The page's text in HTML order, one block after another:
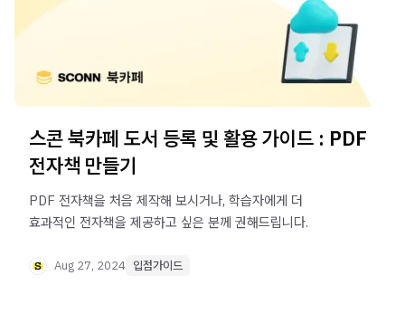
스콘 북카페 도서 등록 및 활용 가이드 : PDF
전자책 만들기
PDF 전자책을 처음 제작해 보시거나, 학습자에게 더
효과적인 전자책을 제공하고 싶은 분께 권해드립니다.
Aug 27, 2024 입점가이드